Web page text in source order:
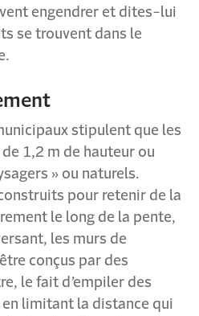
engendrer et dites-lui
se trouvent dans le
stipulent que les
1,2 m de hauteur ou
» ou naturels.
pour retenir de la
le long de la pente,
les murs de
conçus par des
le fait d’empiler des
limitant la distance qui